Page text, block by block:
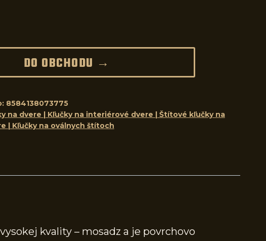
DO OBCHODU →
8584138073775
na dvere | Kľučky na interiérové dvere | Štítové kľučky na
| Kľučky na oválnych štítoch
kvality – mosadz a je povrchovo